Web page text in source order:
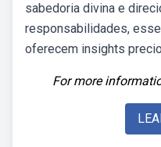
sabedoria divina e
responsabilidades,
oferecem insights
For more